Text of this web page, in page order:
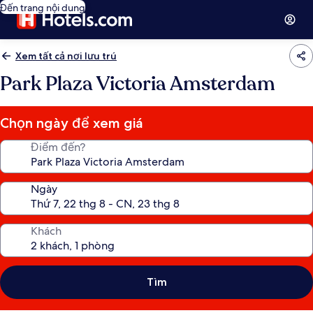
Đến trang nội dung
Xem tất cả nơi lưu trú
Park Plaza Victoria Amsterdam
Chọn ngày để xem giá
Điểm đến?
Ngày
Khách
Tìm